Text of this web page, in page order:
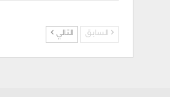
السابق التالي